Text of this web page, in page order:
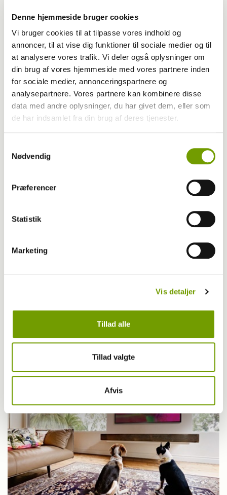
Denne hjemmeside bruger cookies
Vi bruger cookies til at tilpasse vores indhold og
annoncer, til at vise dig funktioner til sociale medier og til
at analysere vores trafik. Vi deler også oplysninger om
din brug af vores hjemmeside med vores partnere inden
for sociale medier, annonceringspartnere og
analysepartnere. Vores partnere kan kombinere disse
data med andre oplysninger, du har givet dem, eller som
de har indsamlet fra din brug af deres tjenester.
Nødvendig
Præferencer
Statistik
Marketing
Vis detaljer
Tillad alle
Tillad valgte
Afvis
Jagt
Ulovlig rævejagt med hunde
Politihund reddede dement